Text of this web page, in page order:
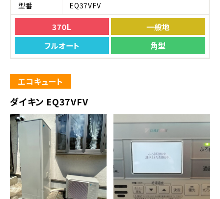
型番
EQ37VFV
370L
一般地
フルオート
角型
エコキュート
ダイキン EQ37VFV